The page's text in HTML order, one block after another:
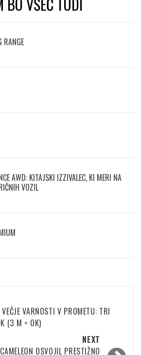
RANGE
AWD: KITAJSKI IZZIVALEC, KI MERI NA
VOZIL
VARNOSTI V PROMETU: TRI
(3 M = OK)
NEXT
OSVOJIL PRESTIŽNO